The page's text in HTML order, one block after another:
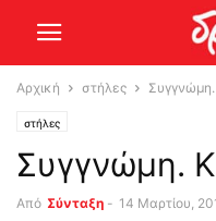
Αρχική στήλες
στήλες
Συγγνώμη.
Από Σύνταξη - 14 Μαρτίου,